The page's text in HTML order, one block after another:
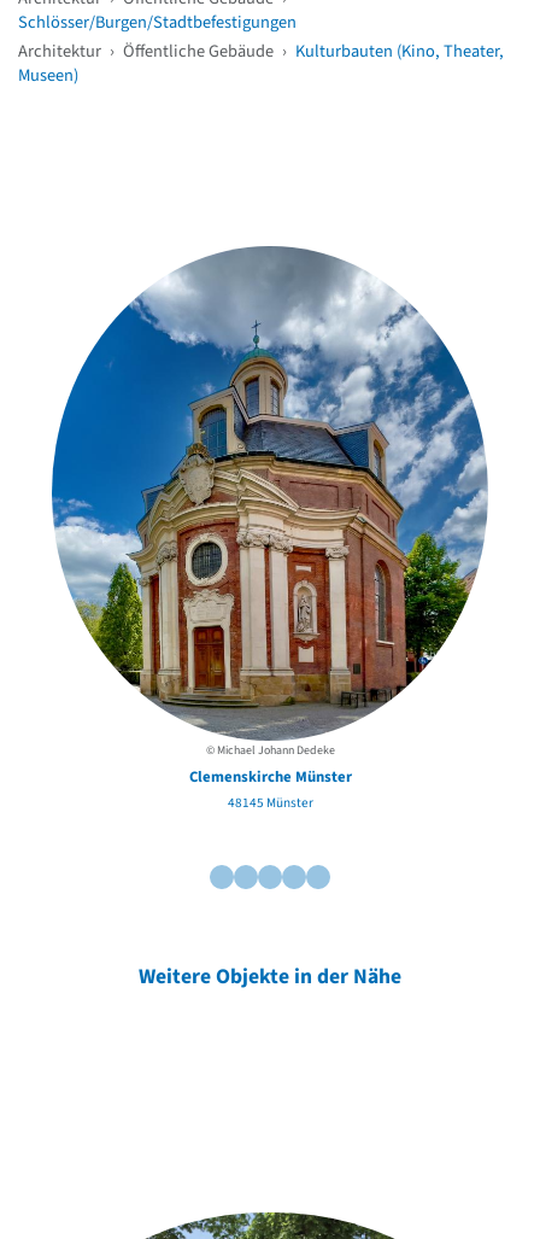
Schlösser/Burgen/Stadtbefestigungen
Architektur › Öffentliche Gebäude › Kulturbauten (Kino, Theater,
Museen)
© Michael Johann Dedeke
Clemenskirche Münster
48145 Münster
Weitere Objekte in der Nähe